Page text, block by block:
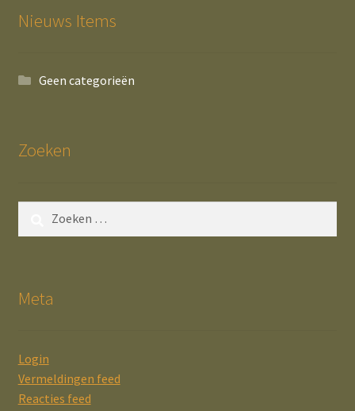
Nieuws Items
Geen categorieën
Zoeken
Meta
Login
Vermeldingen feed
Reacties feed